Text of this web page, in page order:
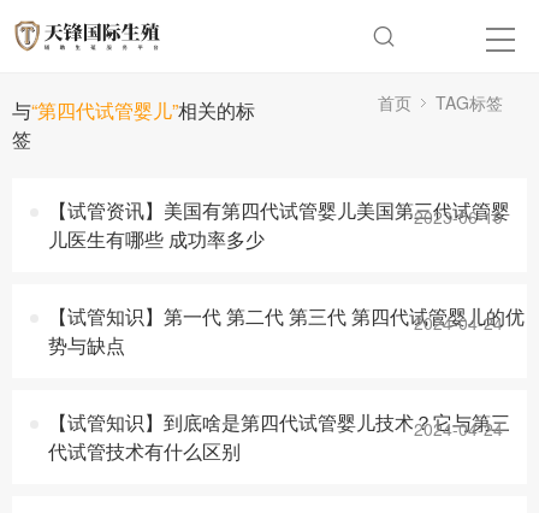
与“第四代试管婴儿”相关的标
签
首页 TAG标签
【试管资讯】美国有第四代试管婴儿美国第三代试管婴
儿医生有哪些 成功率多少
2023-06-10
【试管知识】第一代 第二代 第三代 第四代试管婴儿的优
势与缺点
2024-04-24
【试管知识】到底啥是第四代试管婴儿技术？它与第三
代试管技术有什么区别
2024-04-24